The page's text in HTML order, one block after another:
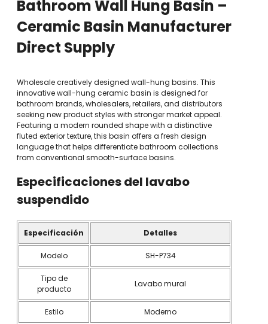
Bathroom Wall Hung Basin –
Ceramic Basin Manufacturer
Direct Supply
Wholesale creatively designed wall-hung basins. This
innovative wall-hung ceramic basin is designed for
bathroom brands, wholesalers, retailers, and distributors
seeking new product styles with stronger market appeal.
Featuring a modern rounded shape with a distinctive
fluted exterior texture, this basin offers a fresh design
language that helps differentiate bathroom collections
from conventional smooth-surface basins.
Especificaciones del lavabo
suspendido
Especificación Detalles
Modelo SH-P734
Tipo de
producto
Lavabo mural
Estilo Moderno